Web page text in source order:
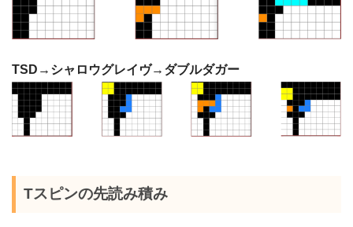
TSD→シャロウグレイヴ→ダブルダガー
Tスピンの先読み積み